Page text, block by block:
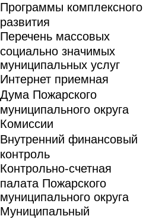
Программы комплексного
развития
Перечень массовых
социально значимых
муниципальных услуг
Интернет приемная
Дума Пожарского
муниципального округа
Комиссии
Внутренний финансовый
контроль
Контрольно-счетная
палата Пожарского
муниципального округа
Муниципальный